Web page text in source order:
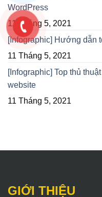
WordPress
11 Tháng 5, 2021
[Infographic] Hướng dẫn
11 Tháng 5, 2021
[Infographic] Top thủ
website
11 Tháng 5, 2021
GIỚI THIỆU